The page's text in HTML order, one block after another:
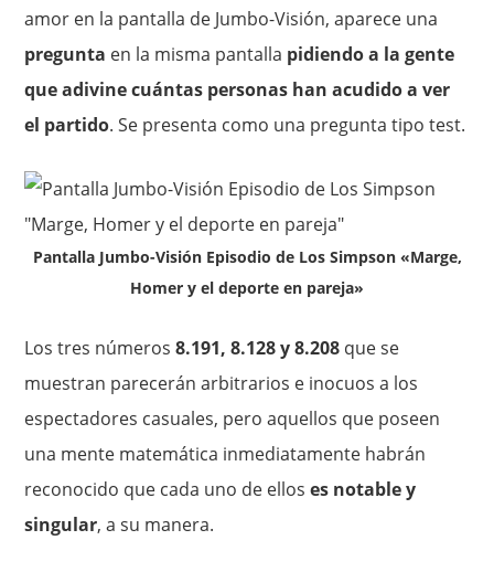
amor en la pantalla de Jumbo-Visión, aparece una
pregunta en la misma pantalla pidiendo a la gente
que adivine cuántas personas han acudido a ver
el partido. Se presenta como una pregunta tipo test.
Pantalla Jumbo-Visión Episodio de Los Simpson «Marge,
Homer y el deporte en pareja»
Los tres números8.191, 8.128 y 8.208 que se
muestran parecerán arbitrarios e inocuos a los
espectadores casuales, pero aquellos que poseen
una mente matemática inmediatamente habrán
reconocido que cada uno de elloses notable y
singular, a su manera.